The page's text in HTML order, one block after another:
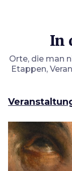
In
Orte, die man
Etappen,